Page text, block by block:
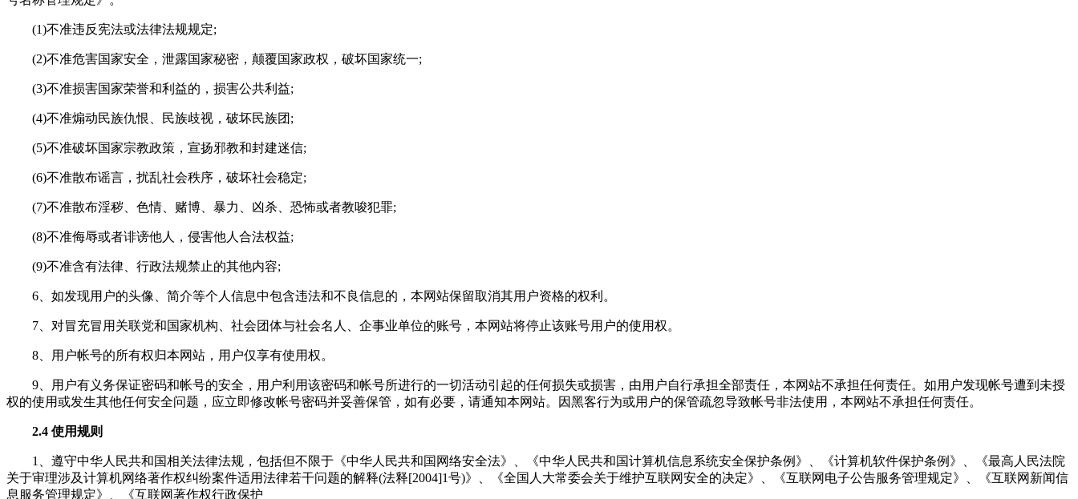
(1)不准违反宪法或法律法规规定;
(2)不准危害国家安全，泄露国家秘密，颠覆国家政权，破坏国家统一;
(3)不准损害国家荣誉和利益的，损害公共利益;
(4)不准煽动民族仇恨、民族歧视，破坏民族团;
(5)不准破坏国家宗教政策，宣扬邪教和封建迷信;
(6)不准散布谣言，扰乱社会秩序，破坏社会稳定;
(7)不准散布淫秽、色情、赌博、暴力、凶杀、恐怖或者教唆犯罪;
(8)不准侮辱或者诽谤他人，侵害他人合法权益;
(9)不准含有法律、行政法规禁止的其他内容;
6、如发现用户的头像、简介等个人信息中包含违法和不良信息的，本网站保留取消其用户资格的权利。
7、对冒充冒用关联党和国家机构、社会团体与社会名人、企事业单位的账号，本网站将停止该账号用户的使用权。
8、用户帐号的所有权归本网站，用户仅享有使用权。
9、用户有义务保证密码和帐号的安全，用户利用该密码和帐号所进行的一切活动引起的任何损失或损害，由用户自行承担全部责任，本网站不承担任何责任。如用户发现帐号遭到未授
权的使用或发生其他任何安全问题，应立即修改帐号密码并妥善保管，如有必要，请通知本网站。因黑客行为或用户的保管疏忽导致帐号非法使用，本网站不承担任何责任。
2.4 使用规则
1、遵守中华人民共和国相关法律法规，包括但不限于《中华人民共和国网络安全法》、《中华人民共和国计算机信息系统安全保护条例》、《计算机软件保护条例》、《最高人民法院
关于审理涉及计算机网络著作权纠纷案件适用法律若干问题的解释(法释[2004]1号)》、《全国人大常委会关于维护互联网安全的决定》、《互联网电子公告服务管理规定》、《互联网新闻信
息服务管理规定》、《互联网著作权行政保护